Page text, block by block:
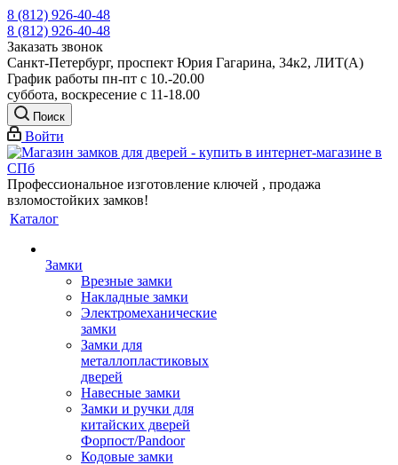
8 (812) 926-40-48
8 (812) 926-40-48
Заказать звонок
Санкт-Петербург, проспект Юрия Гагарина, 34к2, ЛИТ(А)
График работы пн-пт с 10.-20.00
суббота, воскресение с 11-18.00
Поиск
Войти
Профессиональное изготовление ключей , продажа
взломостойких замков!
Каталог
Замки
Врезные замки
Накладные замки
Электромеханические
замки
Замки для
металлопластиковых
дверей
Навесные замки
Замки и ручки для
китайских дверей
Форпост/Раndoor
Кодовые замки